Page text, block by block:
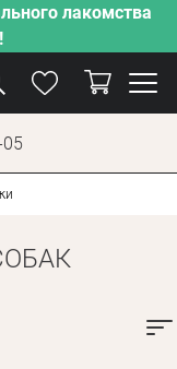
лакомства